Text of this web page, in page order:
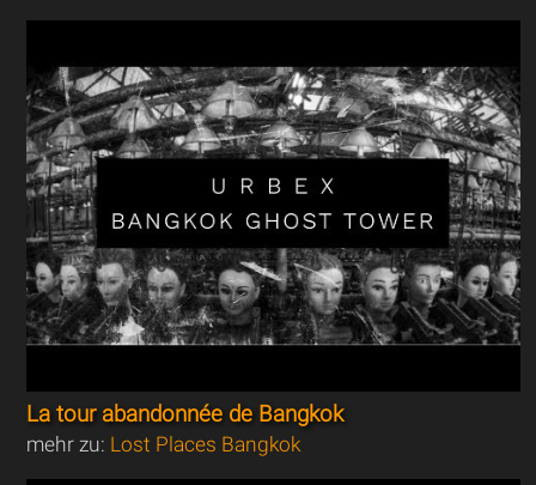
La tour abandonnée de Bangkok
mehr zu: Lost Places Bangkok